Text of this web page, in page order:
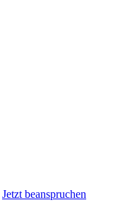
Jetzt beanspruchen